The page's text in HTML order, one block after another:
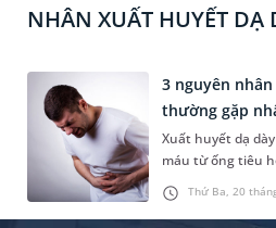
NHÂN XUẤT HUYẾT DẠ
Thứ Ba, 20
3 nguyên
thường gặp
Xuất huyết dạ
máu từ ống tiêu
trụy mạch dẫn
thiếu máu, thậm